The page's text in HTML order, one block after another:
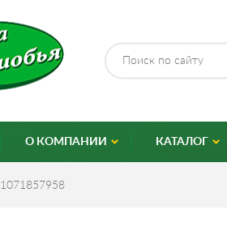
О КОМПАНИИ КАТАЛОГ
1071857958